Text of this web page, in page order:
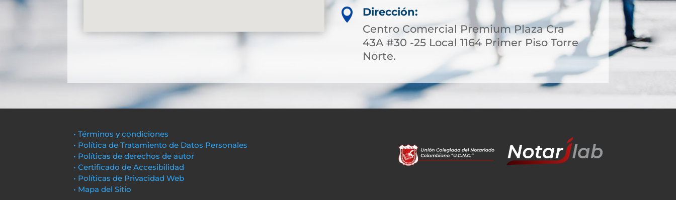

Dirección:
Centro Comercial Premium Plaza Cra
43A #30 -25 Local 1164 Primer Piso Torre
Norte.
• Términos y condiciones
• Política de Tratamiento de Datos Personales
• Políticas de derechos de autor
• Certificado de Accesibilidad
• Políticas de Privacidad Web
• Mapa del Sitio